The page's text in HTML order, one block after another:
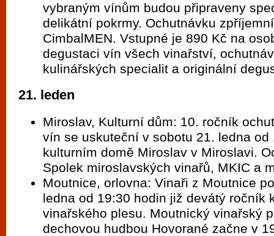
vybraným vínům budou připraveny
delikátní pokrmy. Ochutnávku
CimbalMEN. Vstupné je 890 Kč na
degustaci vín všech vinařství,
kulinářských specialit a originální
21. leden
Miroslav, Kulturní dům: 10. ročník
vín se uskuteční v sobotu 21. ledna od
kulturním domě Miroslav v Miroslavi.
Spolek miroslavských vinařů, MKIC a
Moutnice, orlovna: Vinaři z Moutnice
ledna od 19:30 hodin již devátý ročník
vinařského plesu. Moutnický vinařský
dechovou hudbou Hovorané začne v